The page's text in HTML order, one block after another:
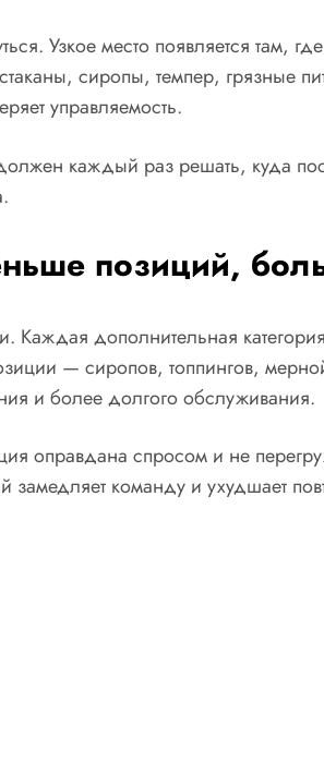
Узкое место появляется там,
сиропы, темпер, грязные
управляемость.
каждый раз решать, куда
позиций,
дополнительная
— сиропов, топпингов,
и более долгого обслуживания.
оправдана спросом и не
команду и ухудшает